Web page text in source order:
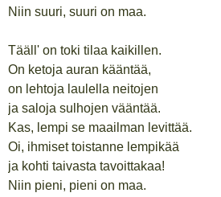
Niin suuri, suuri on maa.
Tääll' on toki tilaa kaikillen.
On ketoja auran kääntää,
on lehtoja laulella neitojen
ja saloja sulhojen vääntää.
Kas, lempi se maailman levittää.
Oi, ihmiset toistanne lempikää
ja kohti taivasta tavoittakaa!
Niin pieni, pieni on maa.